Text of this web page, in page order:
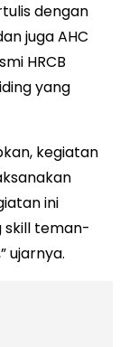
dengan
juga AHC
HRCB
yang
kegiatan
ini
skill teman-
ujarnya.